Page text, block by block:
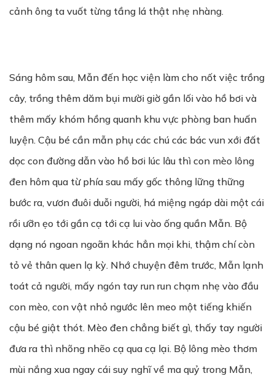
cảnh ông ta vuốt từng tầng lá thật nhẹ nhàng.
Sáng hôm sau, Mẫn đến học viện làm cho nốt việc trồng
cây, trồng thêm dăm bụi mười giờ gần lối vào hồ bơi và
thêm mấy khóm hồng quanh khu vực phòng ban huấn
luyện. Cậu bé cần mẫn phụ các chú các bác vun xới đất
dọc con đường dẫn vào hồ bơi lúc lâu thì con mèo lông
đen hôm qua từ phía sau mấy gốc thông lững thững
bước ra, vươn đuôi duỗi người, há miệng ngáp dài một cái
rồi ưỡn ẹo tới gần cạ tới cạ lui vào ống quần Mẫn. Bộ
dạng nó ngoan ngoãn khác hẳn mọi khi, thậm chí còn
tỏ vẻ thân quen lạ kỳ. Nhớ chuyện đêm trước, Mẫn lạnh
toát cả người, mấy ngón tay run run chạm nhẹ vào đầu
con mèo, con vật nhỏ ngước lên meo một tiếng khiến
cậu bé giật thót. Mèo đen chẳng biết gì, thấy tay người
đưa ra thì nhõng nhẽo cạ qua cạ lại. Bộ lông mèo thơm
mùi nắng xua ngay cái suy nghĩ về ma quỷ trong Mẫn,